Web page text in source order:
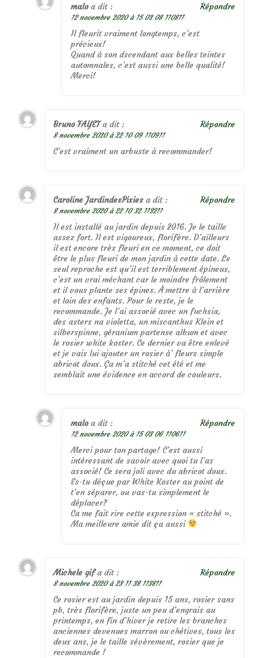
malo a dit :
12 novembre 2020 à 15 03 08 110811
Il fleurit vraiment longtemps, c’est
précieux!
Quand à son dscendant aux belles teintes
automnales, c’est aussi une belle qualité!
Merci!
Répondre
Bruno FAYET a dit :
8 novembre 2020 à 22 10 09 110911
C’est vraiment un arbuste à recommander!
Répondre
Caroline JardindesPixies a dit :
8 novembre 2020 à 22 10 32 113211
Il est installé au jardin depuis 2016. Je le taille
assez fort. Il est vigoureux, florifère. D’ailleurs
il est encore très fleuri en ce moment, ce doit
être le plus fleuri de mon jardin à cette date. Le
seul reproche est qu’il est terriblement épineux,
c’est un vrai méchant car le moindre frôlement
et il vous plante ses épines. À mettre à l’arrière
et loin des enfants. Pour le reste, je le
recommande. Je l’ai associé avec un fuchsia,
des asters na violetta, un miscanthus Klein et
silberspinne, géranium partense album et avec
le rosier white koster. Ce dernier va être enlevé
et je vais lui ajouter un rosier à’ fleurs simple
abricot doux. Ça m’a stitché cet été et me
semblait une évidence en accord de couleurs.
Répondre
malo a dit :
12 novembre 2020 à 15 03 06 110611
Merci pour ton partage! C’est aussi
intéressant de savoir avec quoi tu l’as
associé! Ce sera joli avec du abricot doux.
Es-tu déçue par White Koster au point de
t’en séparer, ou vas-tu simplement le
déplacer?
Ca me fait rire cette expression « stitché ».
Ma meilleure amie dit ça aussi
Répondre
Michele gif a dit :
8 novembre 2020 à 23 11 38 113811
Ce rosier est au jardin depuis 15 ans, rosier sans
pb, très florifère, juste un peu d’engrais au
printemps, en fin d’hiver je retire les branches
anciennes devenues marron ou chétives, tous les
deux ans, je le taille sévèrement, rosier que je
recommande !
Répondre